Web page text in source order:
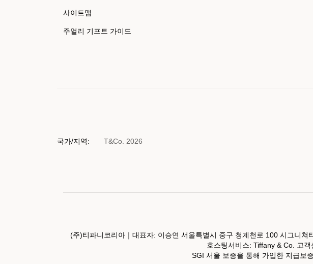
사이트맵
주얼리 기프트 가이드
T&Co. 2026
국가/지역:
(주)티파니코리아｜대표자: 이승연 서울특별시 중구 청계천로 100 시그니쳐
호스팅서비스: Tiffany & Co. 고
SGI 서울 보증을 통해 가입한 지급보